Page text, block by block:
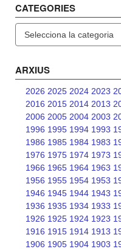
CATEGORIES
Categories
ARXIUS
2026 2025 2024 2023
2016 2015 2014 2013
2006 2005 2004 2003
1996 1995 1994 1993
1986 1985 1984 1983
1976 1975 1974 1973
1966 1965 1964 1963
1956 1955 1954 1953
1946 1945 1944 1943
1936 1935 1934 1933
1926 1925 1924 1923
1916 1915 1914 1913
1906 1905 1904 1903